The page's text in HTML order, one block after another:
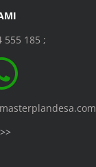
555 185 ;